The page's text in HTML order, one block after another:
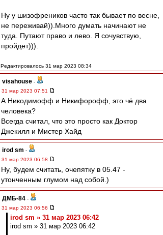
Ну у шизофреников часто так бывает по весне,
не переживай)).Много думать начинают не
туда. Путают право и лево. Я сочувствую,
пройдет))).
Редактировалось 31 мар 2023 08:34
visahouse -
31 мар 2023 07:51
А Никодимофф и Никифорофф, это чё два
человека?
Всегда считал, что это просто как Доктор
Джекилл и Мистер Хайд
irod sm -
31 мар 2023 06:58
Ну, будем считать, очепятку в 05.47 -
утонченным глумом над собой.)
ДМБ-84 -
31 мар 2023 06:56
irod sm » 31 мар 2023 06:42
irod sm » 31 мар 2023 06:42